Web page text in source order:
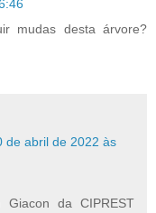
mudas desta árvore?
de abril de 2022 às
da CIPREST